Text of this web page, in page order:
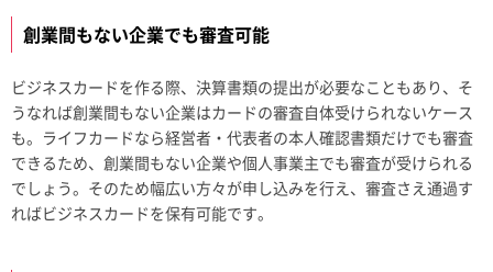
創業間もない企業でも審査可能
ビジネスカードを作る際、決算書類の提出が必要なこともあり、そ
うなれば創業間もない企業はカードの審査自体受けられないケース
も。ライフカードなら経営者・代表者の本人確認書類だけでも審査
できるため、創業間もない企業や個人事業主でも審査が受けられる
でしょう。そのため幅広い方々が申し込みを行え、審査さえ通過す
ればビジネスカードを保有可能です。